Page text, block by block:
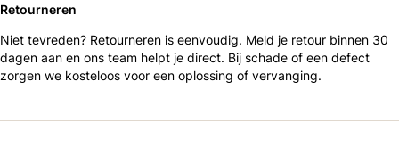
Retourneren
Niet tevreden? Retourneren is eenvoudig. Meld je retour binnen 30
dagen aan en ons team helpt je direct. Bij schade of een defect
zorgen we kosteloos voor een oplossing of vervanging.